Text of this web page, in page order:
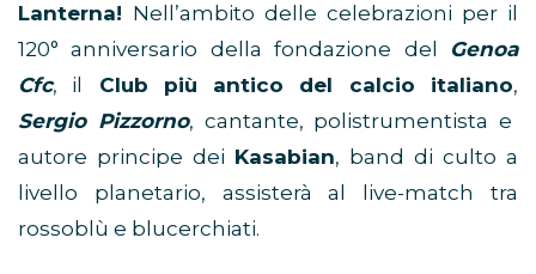
Lanterna! Nell’ambito delle celebrazioni per il
120° anniversario della fondazione del Genoa
Cfc, il Club più antico del calcio italiano,
Sergio Pizzorno, cantante, polistrumentista e
autore principe dei Kasabian, band di culto a
livello planetario, assisterà al live-match tra
rossoblù e blucerchiati.